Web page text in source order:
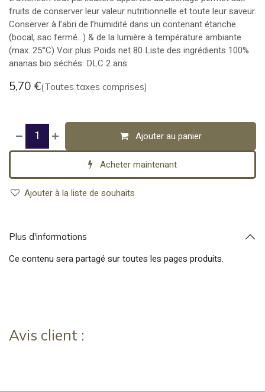
fruits de conserver leur valeur nutritionnelle et toute leur saveur.
Conserver à l’abri de l’humidité dans un contenant étanche
(bocal, sac fermé…) & de la lumière à température ambiante
(max. 25°C) Voir plus Poids net 80 Liste des ingrédients 100%
ananas bio séchés. DLC 2 ans
5,70 €(Toutes taxes comprises)
Ajouter au panier
Acheter maintenant
Ajouter à la liste de souhaits
Plus d'informations
Ce contenu sera partagé sur toutes les pages produits.
Avis client :